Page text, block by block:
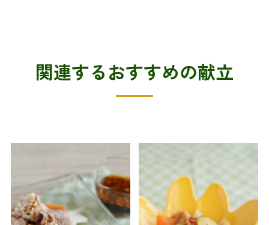
関連するおすすめの献立